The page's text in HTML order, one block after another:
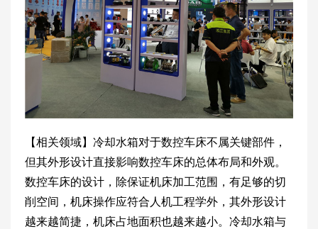
【相关领域】冷却水箱对于数控车床不属关键部件，
但其外形设计直接影响数控车床的总体布局和外观。
数控车床的设计，除保证机床加工范围，有足够的切
削空间，机床操作应符合人机工程学外，其外形设计
越来越简捷，机床占地面积也越来越小。冷却水箱与